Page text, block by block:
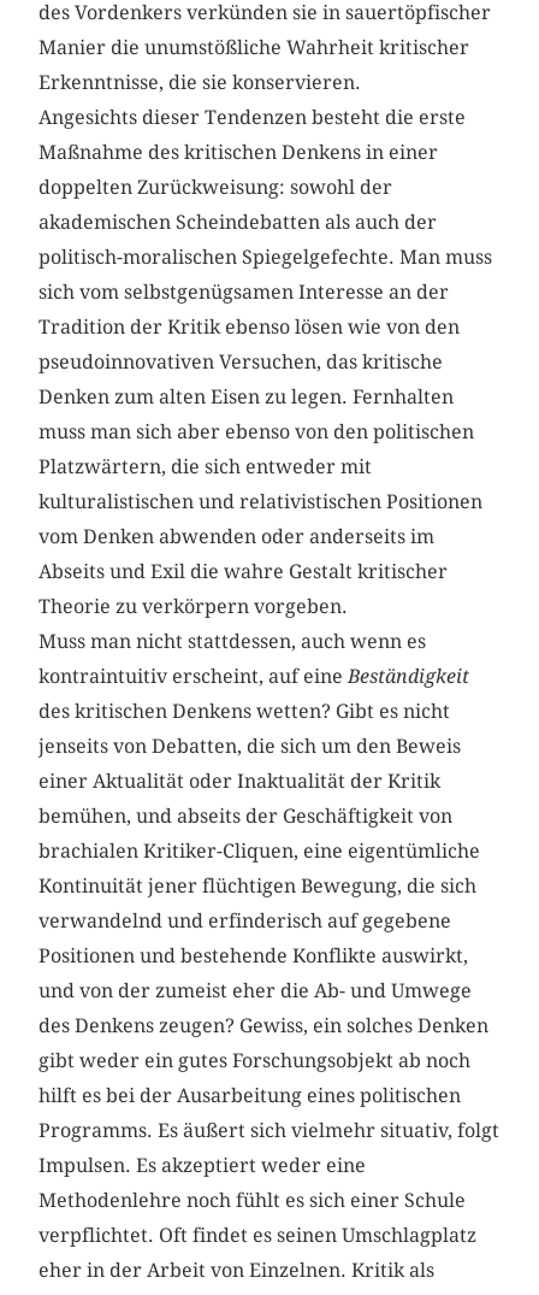
des Vordenkers verkünden sie in sauertöpfischer
Manier die unumstößliche Wahrheit kritischer
Erkenntnisse, die sie konservieren.
Angesichts dieser Tendenzen besteht die erste
Maßnahme des kritischen Denkens in einer
doppelten Zurückweisung: sowohl der
akademischen Scheindebatten als auch der
politisch-moralischen Spiegelgefechte. Man muss
sich vom selbstgenügsamen Interesse an der
Tradition der Kritik ebenso lösen wie von den
pseudoinnovativen Versuchen, das kritische
Denken zum alten Eisen zu legen. Fernhalten
muss man sich aber ebenso von den politischen
Platzwärtern, die sich entweder mit
kulturalistischen und relativistischen Positionen
vom Denken abwenden oder anderseits im
Abseits und Exil die wahre Gestalt kritischer
Theorie zu verkörpern vorgeben.
Muss man nicht stattdessen, auch wenn es
kontraintuitiv erscheint, auf eineBeständigkeit
des kritischen Denkens wetten? Gibt es nicht
jenseits von Debatten, die sich um den Beweis
einer Aktualität oder Inaktualität der Kritik
bemühen, und abseits der Geschäftigkeit von
brachialen Kritiker-Cliquen, eine eigentümliche
Kontinuität jener flüchtigen Bewegung, die sich
verwandelnd und erfinderisch auf gegebene
Positionen und bestehende Konflikte auswirkt,
und von der zumeist eher die Ab- und Umwege
des Denkens zeugen? Gewiss, ein solches Denken
gibt weder ein gutes Forschungsobjekt ab noch
hilft es bei der Ausarbeitung eines politischen
Programms. Es äußert sich vielmehr situativ, folgt
Impulsen. Es akzeptiert weder eine
Methodenlehre noch fühlt es sich einer Schule
verpflichtet. Oft findet es seinen Umschlagplatz
eher in der Arbeit von Einzelnen. Kritik als